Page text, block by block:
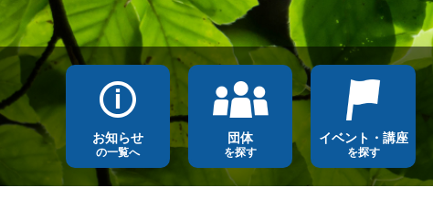
お知らせ
の一覧へ
団体
を探す
イベント・講座
を探す